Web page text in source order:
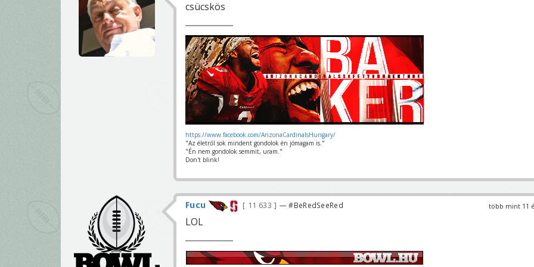
csücskös
https://www.facebook.com/ArizonaCardinalsHungary/
"Az életről sok mindent gondolok én jómagam is."
"Én nem gondolok semmit, uram."
Don't blink!
több mint 11
Fucu 11 633 — #BeRedSeeRed
LOL